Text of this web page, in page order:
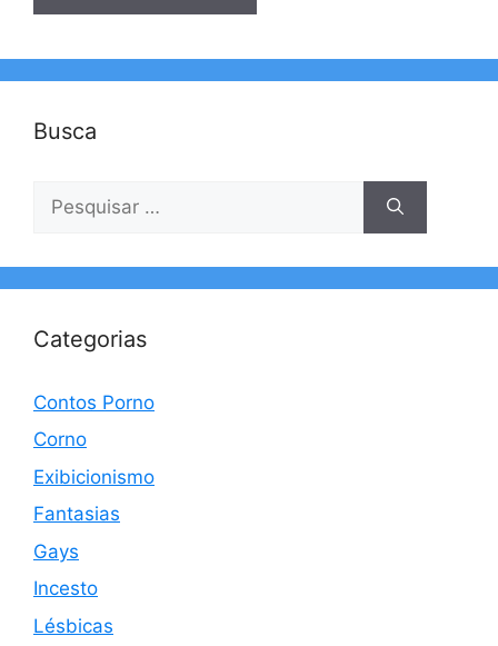
Busca
por:
Categorias
Contos Porno
Corno
Exibicionismo
Fantasias
Gays
Incesto
Lésbicas